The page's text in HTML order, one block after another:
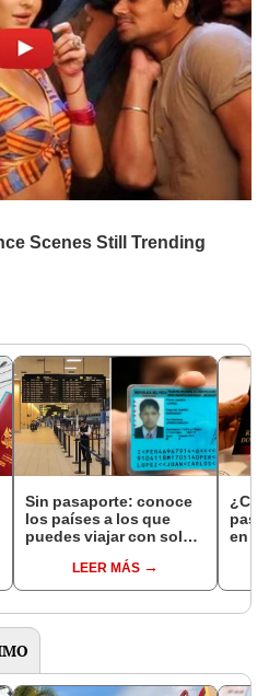
Sin pasaporte: conoce
los países a los que
puedes viajar con solo
LEER MÁS
en